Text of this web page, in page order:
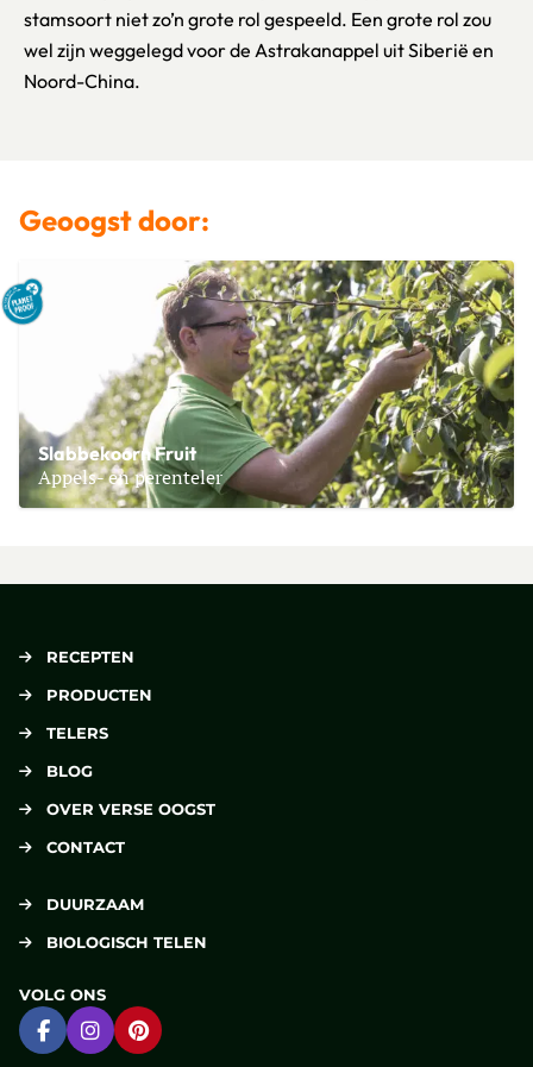
stamsoort niet zo’n grote rol gespeeld. Een grote rol zou
wel zijn weggelegd voor de Astrakanappel uit Siberië en
Noord-China.
Geoogst door:
Slabbekoorn Fruit
Appels- en perenteler
RECEPTEN
PRODUCTEN
TELERS
BLOG
OVER VERSE OOGST
CONTACT
DUURZAAM
BIOLOGISCH TELEN
VOLG ONS
Ga naar Facebook
Ga naar Instagram
Ga naar Pinterest